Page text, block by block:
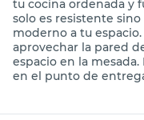
Este organizador es
tu cocina ordenada y
solo es resistente
moderno a tu
aprovechar la pared
espacio en la